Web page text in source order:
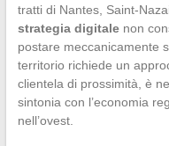
tratti di Nantes, Saint-
strategia digitalenon
postare meccanicamente
territorio richiede un
clientela di prossimità, è
sintonia con l’economia
nell’ovest.